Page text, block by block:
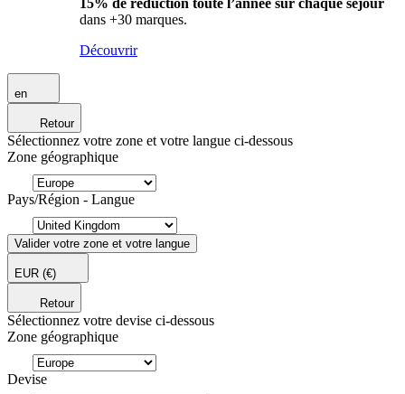
15% de réduction toute l’année sur chaque séjour
dans +30 marques.
Découvrir
en
Retour
Sélectionnez votre zone et votre langue ci-dessous
Zone géographique
Pays/Région - Langue
Valider votre zone et votre langue
EUR (€)
Retour
Sélectionnez votre devise ci-dessous
Zone géographique
Devise